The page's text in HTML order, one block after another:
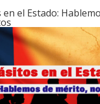
en el Estado: